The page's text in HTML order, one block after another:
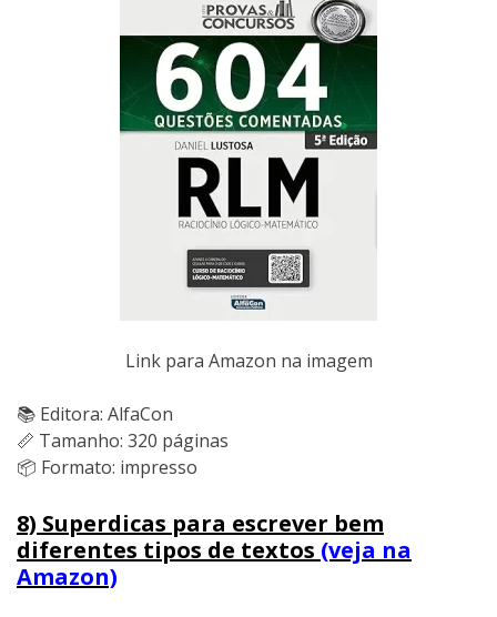
Link para Amazon na imagem
📚 Editora: AlfaCon
📏 Tamanho: 320 páginas
📦 Formato: impresso
8) Superdicas para escrever bem
diferentes tipos de textos (veja na
Amazon)